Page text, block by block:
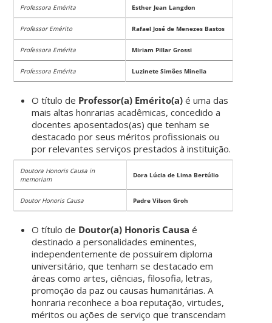
Professora Emérita Esther Jean Langdon
Professor Emérito Rafael José de Menezes Bastos
Professora Emérita Miriam Pillar Grossi
Professora Emérita Luzinete Simões Minella
O título de Professor(a) Emérito(a) é uma das
mais altas honrarias acadêmicas, concedido a
docentes aposentados(as) que tenham se
destacado por seus méritos profissionais ou
por relevantes serviços prestados à instituição.
Doutora Honoris Causa in
memoriam
Dora Lúcia de Lima Bertúlio
Doutor Honoris Causa Padre Vilson Groh
O título de Doutor(a) Honoris Causa é
destinado a personalidades eminentes,
independentemente de possuírem diploma
universitário, que tenham se destacado em
áreas como artes, ciências, filosofia, letras,
promoção da paz ou causas humanitárias. A
honraria reconhece a boa reputação, virtudes,
méritos ou ações de serviço que transcendam